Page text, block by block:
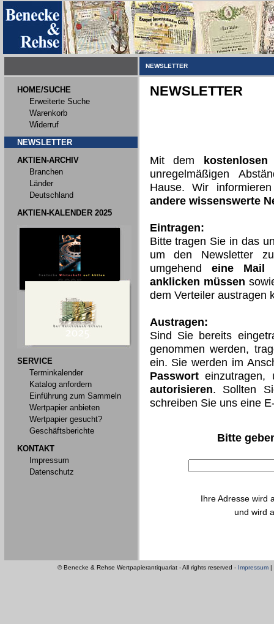
NEWSLETTER
HOME/SUCHE
Erweiterte Suche
Warenkorb
Widerruf
NEWSLETTER
AKTIEN-ARCHIV
Branchen
Länder
Deutschland
AKTIEN-KALENDER 2025
SERVICE
Terminkalender
Katalog anfordern
Einführung zum Sammeln
Wertpapier anbieten
Wertpapier gesucht?
Geschäftsberichte
KONTAKT
Impressum
Datenschutz
NEWSLETTER
Mit dem
unregelmäßigen
Hause. Wir
andere wissenswerte
Eintragen:
Bitte tragen Sie in das
um den Newsletter
umgehend eine Mail
anklicken müssen
dem Verteiler austragen
Austragen:
Sind Sie bereits
genommen werden,
ein. Sie werden im
Passworteinzutragen,
autorisieren. Sollten
schreiben Sie uns eine
Bitte
Ihre Adresse wird
und wird
© Benecke & Rehse Wertpapierantiquariat - All rights reserved - Impressum |